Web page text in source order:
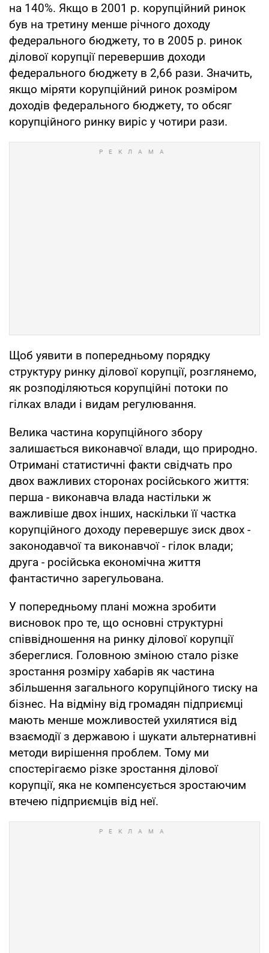
на 140%. Якщо в 2001 р. корупційний ринок
був на третину менше річного доходу
федерального бюджету, то в 2005 р. ринок
ділової корупції перевершив доходи
федерального бюджету в 2,66 рази. Значить,
якщо міряти корупційний ринок розміром
доходів федерального бюджету, то обсяг
корупційного ринку виріс у чотири рази.
Щоб уявити в попередньому порядку
структуру ринку ділової корупції, розглянемо,
як розподіляються корупційні потоки по
гілках влади і видам регулювання.
Велика частина корупційного збору
залишається виконавчої влади, що природно.
Отримані статистичні факти свідчать про
двох важливих сторонах російського життя:
перша - виконавча влада настільки ж
важливіше двох інших, наскільки її частка
корупційного доходу перевершує зиск двох -
законодавчої та виконавчої - гілок влади;
друга - російська економічна життя
фантастично зарегульована.
У попередньому плані можна зробити
висновок про те, що основні структурні
співвідношення на ринку ділової корупції
збереглися. Головною зміною стало різке
зростання розміру хабарів як частина
збільшення загального корупційного тиску на
бізнес. На відміну від громадян підприємці
мають менше можливостей ухилятися від
взаємодії з державою і шукати альтернативні
методи вирішення проблем. Тому ми
спостерігаємо різке зростання ділової
корупції, яка не компенсується зростаючим
втечею підприємців від неї.